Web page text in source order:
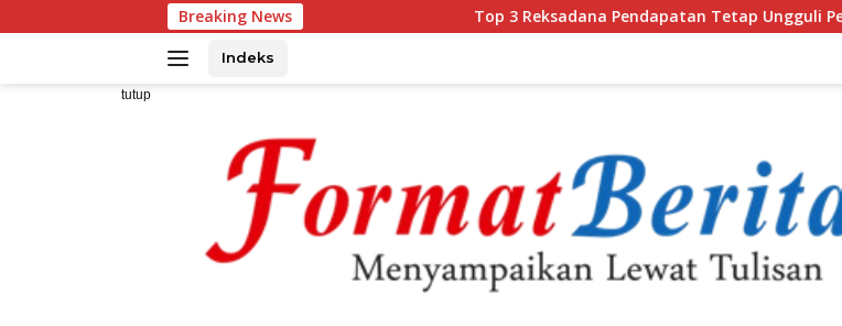
ke
Breaking News Top 3 Reksadana Pendapatan Tetap Ungguli Performa IHSG
Indeks
tutup